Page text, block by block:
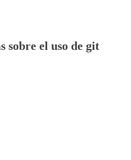
sobre el uso de git